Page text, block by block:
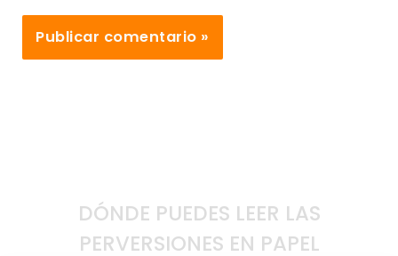
DÓNDE PUEDES LEER LAS
PERVERSIONES EN PAPEL